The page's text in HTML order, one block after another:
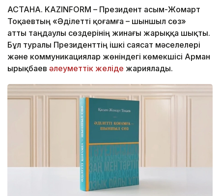
АСТАНА. KAZINFORM – Президент Қасым-Жомарт
Тоқаевтың «Әділетті қоғамға – шыншыл сөз»
атты таңдаулы сөздерінің жинағы жарыққа шықты.
Бұл туралы Президенттің ішкі саясат мәселелері
және коммуникациялар жөніндегі көмекшісі Арман
Қырықбаев әлеуметтік желіде жариялады.